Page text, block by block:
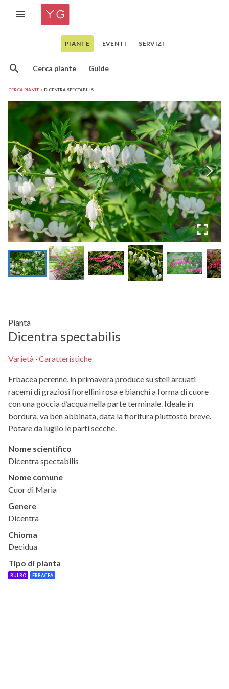
PIANTE EVENTI SERVIZI
Cerca piante Guide
CERCA PIANTE DICENTRA SPECTABILIS
Pianta
Dicentra spectabilis
Varietà ·Caratteristiche
Erbacea perenne, in primavera produce su steli arcuati
racemi di graziosi fiorellini rosa e bianchi a forma di cuore
con una goccia d’acqua nella parte terminale. Ideale in
bordura, va ben abbinata, data la fioritura piuttosto breve.
Potare da luglio le parti secche.
Nome scientifico
Dicentra spectabilis
Nome comune
Cuor di Maria
Genere
Dicentra
Chioma
Decidua
Tipo di pianta
BULBO ERBACEA